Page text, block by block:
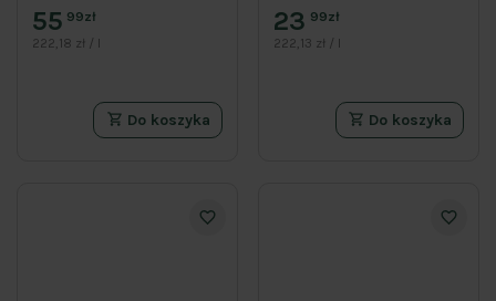
55 99zł
222,18 zł / l
Do koszyka
23 99zł
222,13 zł / l
Do koszyka